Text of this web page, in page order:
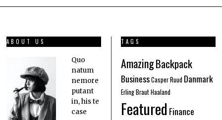
ABOUT US
Quo
natum
nemore
putant
in, his te
case
TAGS
AmazingBackpack
BusinessCasper Ruud Danmark
Erling Braut Haaland
FeaturedFinance